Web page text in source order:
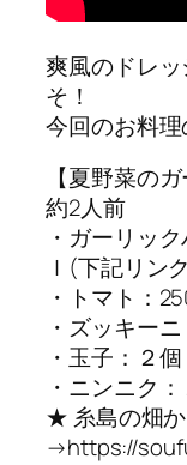
爽風のドレ
そ！
今回のお料理
【夏野菜の
約2人前
・ガーリッ
ｌ(下記リン
・トマト：
・ズッキー
・玉子：２個
・ニンニク：
★ 糸島の畑
→https://